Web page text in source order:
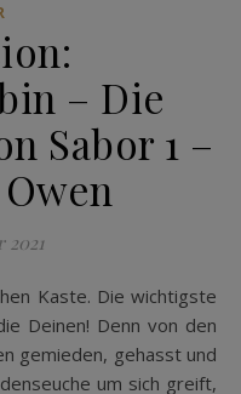
– Die
Sabor 1 –
2021
Deinen! Denn von den
gemieden, gehasst und
um sich greift,